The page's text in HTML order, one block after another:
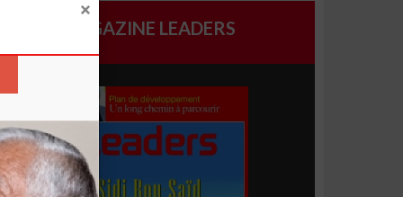
MAGAZINE LEADERS